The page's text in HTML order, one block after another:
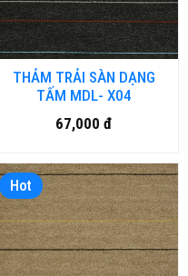
THẢM TRẢI SÀN DẠNG
TẤM MDL- X04
67,000 đ
Hot